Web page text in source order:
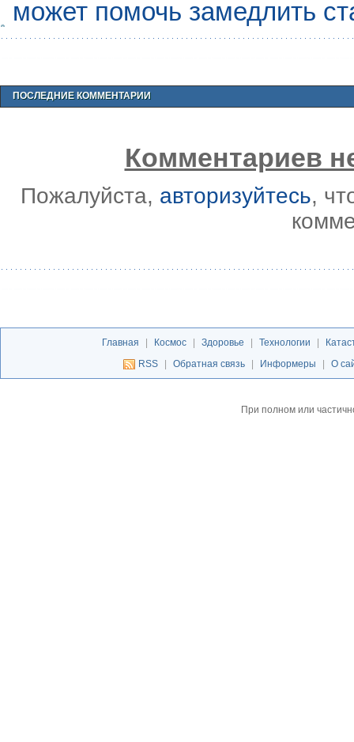
может помочь замедлить
ПОСЛЕДНИЕ КОММЕНТАРИИ
Комментариев
Пожалуйста, авторизуйтесь,
Главная | Космос | Здоровье | Технологии |
RSS
| Обратная связь | Информеры | О
При полном или